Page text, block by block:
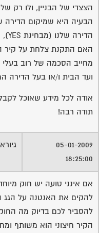
הצצדי של הבניין, ולו רק
הבעיה היא שמיקום
הדירה שלנו (מבחינת YES), אלא רק בקיר הדירה הצמודה אלינו.
האם התקנת צלחת על קיר
מחייב הסכמה של רוב בעלי
ועד הבית ו/או בעל הדירה
אודה לכל מידע שאוכל לקבל
תודה רבה!
05-01-2009
18:25:00
להקים את האנטנה על הגג
להסביר לכם בדיוק מה החוק.
הקיר חיצוני הוא משותף